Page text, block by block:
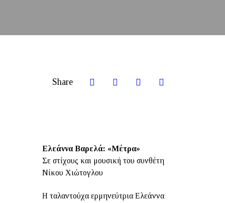
Share
Ελεάννα Βαρελά: «Μέτρα»
Σε στίχους και μουσική του συνθέτη
Νίκου Χιώτογλου
Η ταλαντούχα ερμηνεύτρια Ελεάννα